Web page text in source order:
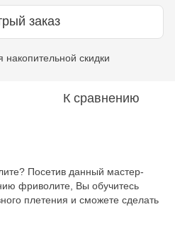
заказ
накопительной скидки
К сравнению
Посетив данный мастер-
фриволите, Вы обучитесь
плетения и сможете сделать